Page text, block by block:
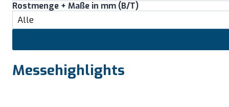
Rostmenge + Maße in mm (B/T)
Messehighlights